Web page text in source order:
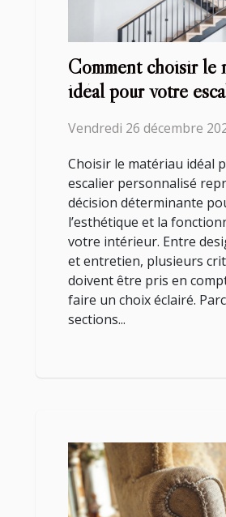
Comment choisir le
idéal pour votre
Vendredi 26 décembre
Choisir le matériau idéal
escalier personnalisé
décision déterminante
l’esthétique et la
votre intérieur. Entre
et entretien, plusieurs
doivent être pris en
faire un choix éclairé.
sections...